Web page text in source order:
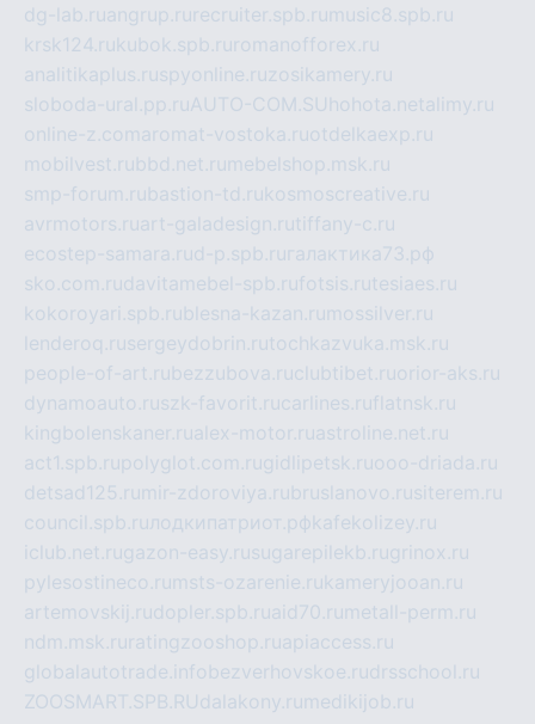
dg-lab.ruangrup.ru recruiter.spb.ru music8.spb.ru
krsk124.rukubok.spb.ru romanofforex.ru
analitikaplus.ruspyonline.ruzosikamery.ru
sloboda-ural.pp.ruAUTO-COM.SU hohota.net alimy.ru
online-z.comaromat-vostoka.ruotdelkaexp.ru
mobilvest.rubbd.net.ru mebelshop.msk.ru
smp-forum.rubastion-td.rukosmoscreative.ru
avrmotors.ruart-galadesign.rutiffany-c.ru
ecostep-samara.rud-p.spb.ru галактика73.рф
sko.com.rudavitamebel-spb.rufotsis.rutesiaes.ru
kokoroyari.spb.rublesna-kazan.ru mossilver.ru
lenderoq.rusergeydobrin.rutochkazvuka.msk.ru
people-of-art.rubezzubova.ruclubtibet.ruorior-aks.ru
dynamoauto.ruszk-favorit.rucarlines.ruflatnsk.ru
kingbolenskaner.rualex-motor.ruastroline.net.ru
act1.spb.rupolyglot.com.rugidlipetsk.ruooo-driada.ru
detsad125.ru mir-zdoroviya.rubruslanovo.rusiterem.ru
council.spb.ruлодкипатриот.рфkafekolizey.ru
iclub.net.rugazon-easy.rusugarepilekb.rugrinox.ru
pylesostineco.ru msts-ozarenie.rukameryjooan.ru
artemovskij.rudopler.spb.ruaid70.ru metall-perm.ru
ndm.msk.ru ratingzooshop.ruapiaccess.ru
globalautotrade.info bezverhovskoe.rudrsschool.ru
ZOOSMART.SPB.RUdalakony.ru medikijob.ru